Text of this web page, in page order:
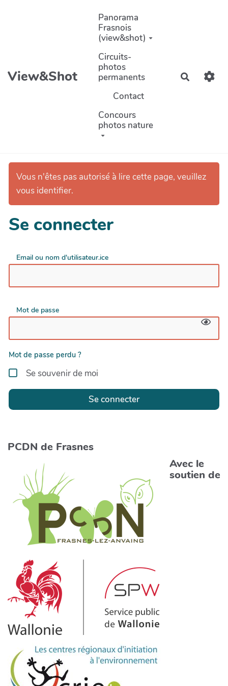
Aller au contenu principal
View&Shot
Panorama
Frasnois
(view&shot)
Circuits-
photos
permanents
Contact
Concours
photos nature
Vous n'êtes pas autorisé à lire cette page, veuillez
vous identifier.
Se connecter
Email ou nom d'utilisateur.ice
Mot de passe
Mot de passe perdu ?
Se souvenir de moi
Se connecter
PCDN de Frasnes
Avec le
soutien de